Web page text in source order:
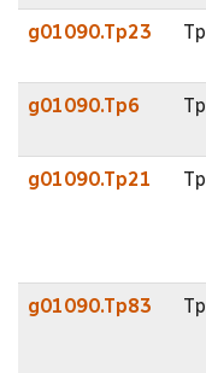
g01090.Tp23 Tp
g01090.Tp6 Tp
g01090.Tp21 Tp
g01090.Tp83 Tp